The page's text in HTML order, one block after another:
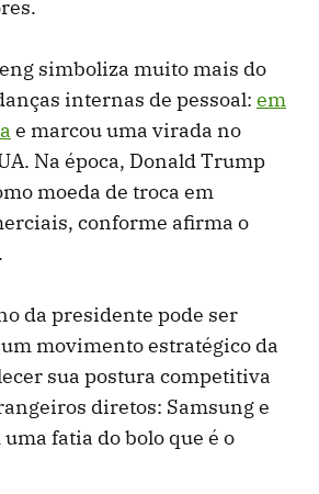
simboliza muito mais do
internas de pessoal: em
e marcou uma virada no
Na época, Donald Trump
moeda de troca em
conforme afirma o
.
da presidente pode ser
movimento estratégico da
sua postura competitiva
diretos: Samsung e
fatia do bolo que é o